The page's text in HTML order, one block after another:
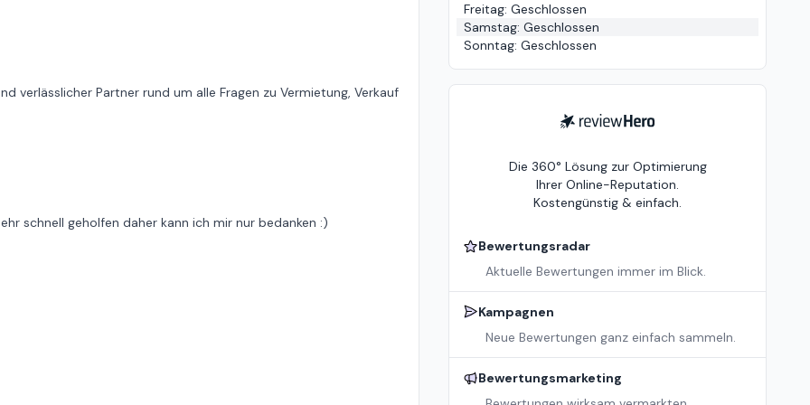
verlässlicher Partner rund um alle Fragen zu Vermietung, Verkauf
schnell geholfen daher kann ich mir nur bedanken :)
Freitag: Geschlossen
Samstag: Geschlossen
Sonntag: Geschlossen
ReviewHero
Die 360° Lösung zur Optimierung
Ihrer Online-Reputation.
Kostengünstig & einfach.
Bewertungsradar
Aktuelle Bewertungen immer im Blick.
Kampagnen
Neue Bewertungen ganz einfach sammeln.
Bewertungsmarketing